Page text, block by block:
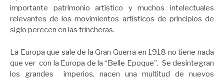
importante patrimonio artístico y muchos intelectuales
relevantes de los movimientos artísticos de principios de
siglo perecen en las trincheras.
La Europa que sale de la Gran Guerra en 1918 no tiene nada
que ver con la Europa de la “Belle Epoque”. Se desintegran
los grandes imperios, nacen una multitud de nuevos